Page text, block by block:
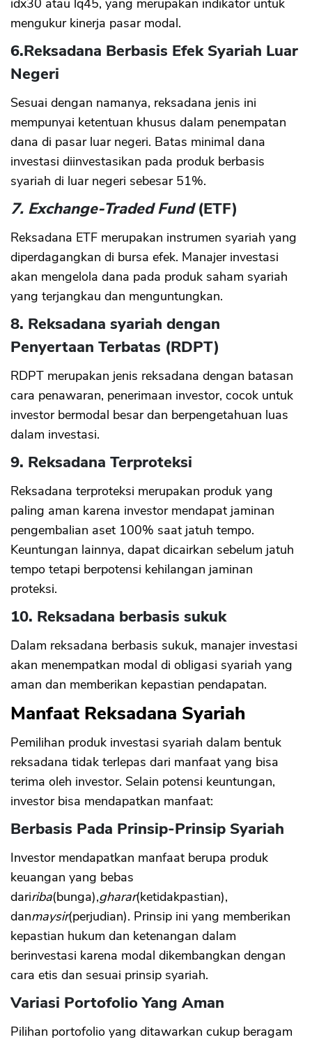
idx30 atau lq45, yang merupakan indikator untuk
mengukur kinerja pasar modal.
6.Reksadana Berbasis Efek Syariah Luar
Negeri
Sesuai dengan namanya, reksadana jenis ini
mempunyai ketentuan khusus dalam penempatan
dana di pasar luar negeri. Batas minimal dana
investasi diinvestasikan pada produk berbasis
syariah di luar negeri sebesar 51%.
7. Exchange-Traded Fund(ETF)
Reksadana ETF merupakan instrumen syariah yang
diperdagangkan di bursa efek. Manajer investasi
akan mengelola dana pada produk saham syariah
yang terjangkau dan menguntungkan.
8. Reksadana syariah dengan
Penyertaan Terbatas (RDPT)
RDPT merupakan jenis reksadana dengan batasan
cara penawaran, penerimaan investor, cocok untuk
investor bermodal besar dan berpengetahuan luas
dalam investasi.
9. Reksadana Terproteksi
Reksadana terproteksi merupakan produk yang
paling aman karena investor mendapat jaminan
pengembalian aset 100% saat jatuh tempo.
Keuntungan lainnya, dapat dicairkan sebelum jatuh
tempo tetapi berpotensi kehilangan jaminan
proteksi.
10. Reksadana berbasis sukuk
Dalam reksadana berbasis sukuk, manajer investasi
akan menempatkan modal di obligasi syariah yang
aman dan memberikan kepastian pendapatan.
Manfaat Reksadana Syariah
Pemilihan produk investasi syariah dalam bentuk
reksadana tidak terlepas dari manfaat yang bisa
terima oleh investor. Selain potensi keuntungan,
investor bisa mendapatkan manfaat:
Berbasis Pada Prinsip-Prinsip Syariah
Investor mendapatkan manfaat berupa produk
keuangan yang bebas
daririba(bunga),gharar(ketidakpastian),
danmaysir(perjudian). Prinsip ini yang memberikan
kepastian hukum dan ketenangan dalam
berinvestasi karena modal dikembangkan dengan
cara etis dan sesuai prinsip syariah.
Variasi Portofolio Yang Aman
Pilihan portofolio yang ditawarkan cukup beragam
OK
CANCEL